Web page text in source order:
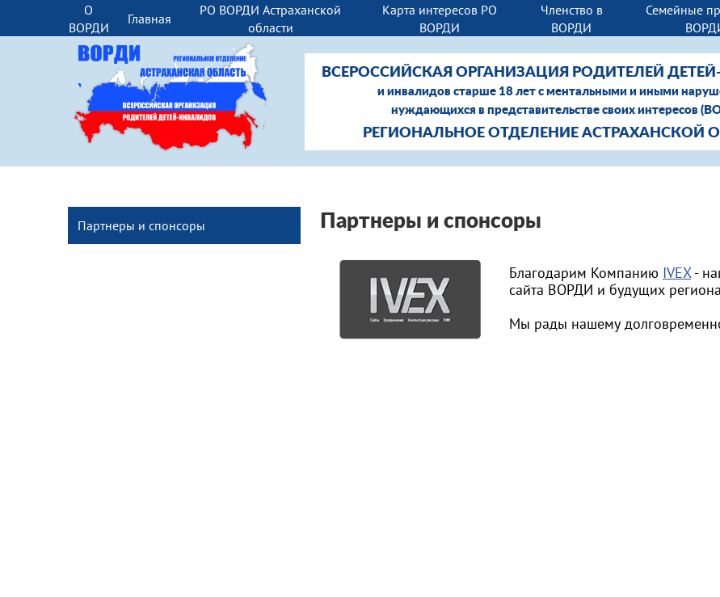
О
ВОРДИ
Главная
РО ВОРДИ Астраханской
области
Карта интересов РО
ВОРДИ
Членство в
ВОРДИ
Семейные
ВСЕРОССИЙСКАЯ ОРГАНИЗАЦИЯ РОДИТЕЛЕЙ
и инвалидов старше 18 лет с ментальными и иными
нуждающихся в представительстве своих интересов
РЕГИОНАЛЬНОЕ ОТДЕЛЕНИЕ АСТРАХАНСКОЙ
Партнеры и спонсоры
Партнеры и спонсоры
Благодарим Компанию IVEX-
сайта ВОРДИ и будущих
Мы рады нашему